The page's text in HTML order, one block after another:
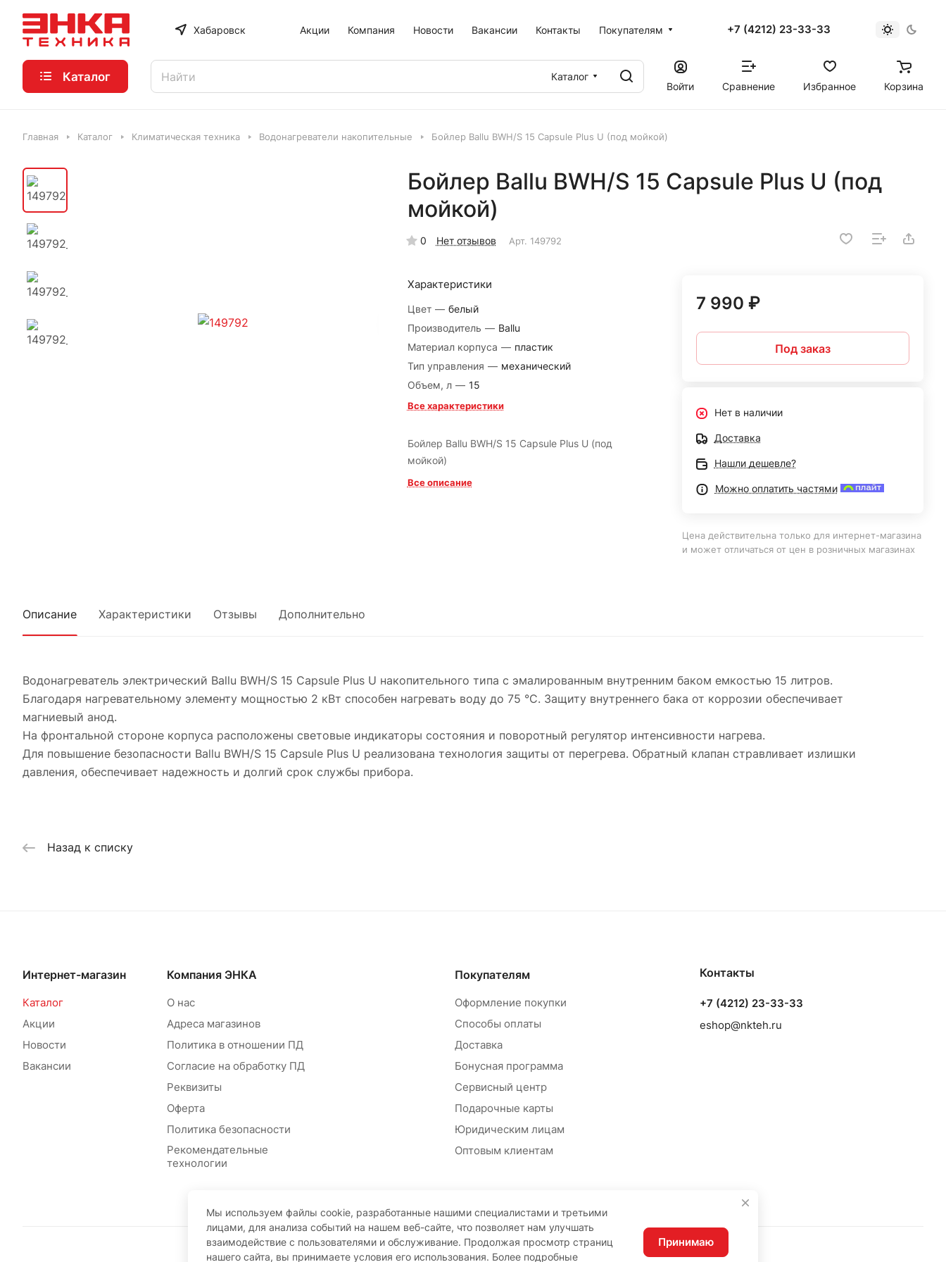
Хабаровск Акции Компания Новости Вакансии Контакты Покупателям +7 (4212) 23-33-33
Каталог
Каталог
Войти
Сравнение Избранное Корзина
Главная Каталог Климатическая техника Водонагреватели накопительные Бойлер Ballu BWH/S 15 Capsule Plus U (под мойкой)
Бойлер Ballu BWH/S 15 Capsule Plus U (под
мойкой)
0 Нет отзывов Арт. 149792
Характеристики
Цвет — белый
Производитель — Ballu
Материал корпуса — пластик
Тип управления — механический
Объем, л — 15
Все характеристики
Бойлер Ballu BWH/S 15 Capsule Plus U (под
мойкой)
Все описание
7 990 ₽
Под заказ
Нет в наличии
Доставка
Нашли дешевле?
Можно оплатить частями
Цена действительна только для интернет-магазина
и может отличаться от цен в розничных магазинах
Описание Характеристики Отзывы Дополнительно
Водонагреватель электрический Ballu BWH/S 15 Capsule Plus U накопительного типа с эмалированным внутренним баком емкостью 15 литров.
Благодаря нагревательному элементу мощностью 2 кВт способен нагревать воду до 75 °C. Защиту внутреннего бака от коррозии обеспечивает
магниевый анод.
На фронтальной стороне корпуса расположены световые индикаторы состояния и поворотный регулятор интенсивности нагрева.
Для повышение безопасности Ballu BWH/S 15 Capsule Plus U реализована технология защиты от перегрева. Обратный клапан стравливает излишки
давления, обеспечивает надежность и долгий срок службы прибора.
Назад к списку
Интернет-магазин
Каталог
Акции
Новости
Вакансии
Компания ЭНКА
О нас
Адреса магазинов
Политика в отношении ПД
Согласие на обработку ПД
Реквизиты
Оферта
Политика безопасности
Рекомендательные
технологии
Покупателям
Оформление покупки
Способы оплаты
Доставка
Бонусная программа
Сервисный центр
Подарочные карты
Юридическим лицам
Оптовым клиентам
Контакты
+7 (4212) 23-33-33
eshop@nkteh.ru
Мы используем файлы cookie, разработанные нашими специалистами и третьими
лицами, для анализа событий на нашем веб-сайте, что позволяет нам улучшать
взаимодействие с пользователями и обслуживание. Продолжая просмотр страниц
нашего сайта, вы принимаете условия его использования. Более подробные
Принимаю